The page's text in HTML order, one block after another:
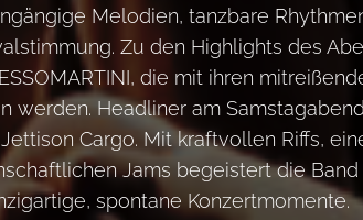
Melodien, tanzbare
Zu den Highlights des
die mit ihren
werden. Headliner am
Cargo. Mit kraftvollen Riffs,
Jams begeistert die
spontane Konzertmomente.